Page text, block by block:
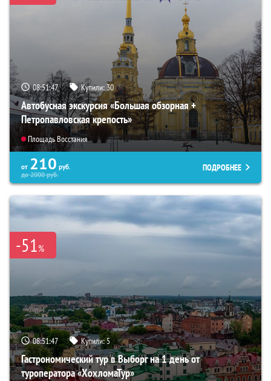
08:51:46 Купили: 30
Автобусная экскурсия «Большая обзорная +
Петропавловская крепость»
Площадь Восстания
от 210 руб.
до2000руб.
ПОДРОБНЕЕ
-51%
08:51:46 Купили:5
Гастрономический тур в Выборг на 1 день от
туроператора «ХохломаТур»